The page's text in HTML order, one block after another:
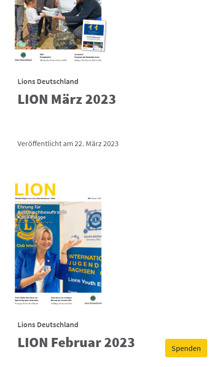
Spenden
Lions Deutschland
LION März 2023
Veröffentlicht am 22. März 2023
Lions Deutschland
LION Februar 2023